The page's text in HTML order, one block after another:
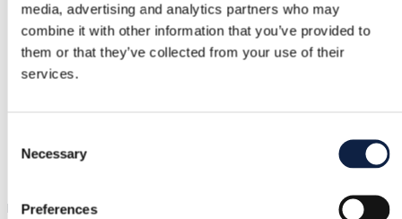
media, advertising and analytics partners who may
combine it with other information that you’ve provided to
them or that they’ve collected from your use of their
services.
Selection
Necessary
Preferences
Bezpieczna płatność
Środki są wstrzymane, dopóki nie potwierdzisz, że
przedmiot jest w porządku.
Szybka pomoc, kiedy jej potrzebujesz
Przymierz zanim kupisz